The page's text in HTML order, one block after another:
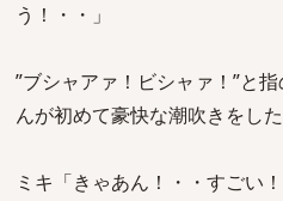
う！・・」
”ブシャアァ！ビシャァ！”と
んが初めて豪快な潮吹きをした
ミキ「きゃあん！・・すごい